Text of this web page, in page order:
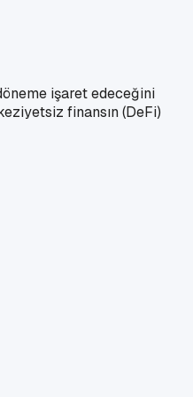
işaret edeceğini
finansın (DeFi)